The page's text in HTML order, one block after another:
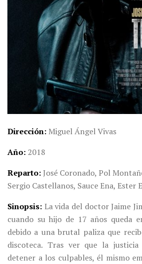
Dirección Miguel Ángel Vivas
Año 2018
Reparto José Coronado, Pol
Sergio Castellanos, Sauce Ena, Ester
Sinopsis La vida del doctor Jaime
cuando su hijo de 17 años queda
debido a una brutal paliza que
discoteca. Tras ver que la
detener a los culpables, él mismo